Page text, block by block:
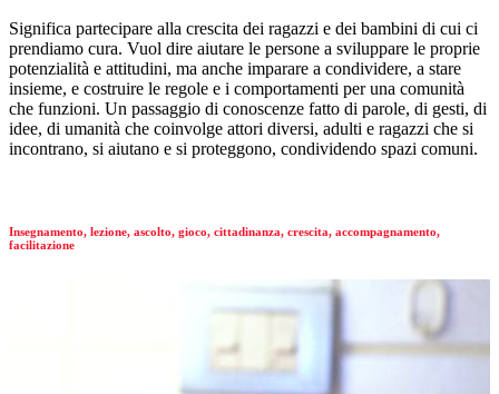
Significa partecipare alla crescita dei ragazzi e dei bambini di cui ci
prendiamo cura. Vuol dire aiutare le persone a sviluppare le proprie
potenzialità e attitudini, ma anche imparare a condividere, a stare
insieme, e costruire le regole e i comportamenti per una comunità
che funzioni. Un passaggio di conoscenze fatto di parole, di gesti, di
idee, di umanità che coinvolge attori diversi, adulti e ragazzi che si
incontrano, si aiutano e si proteggono, condividendo spazi comuni.
Insegnamento, lezione, ascolto, gioco, cittadinanza, crescita, accompagnamento,
facilitazione